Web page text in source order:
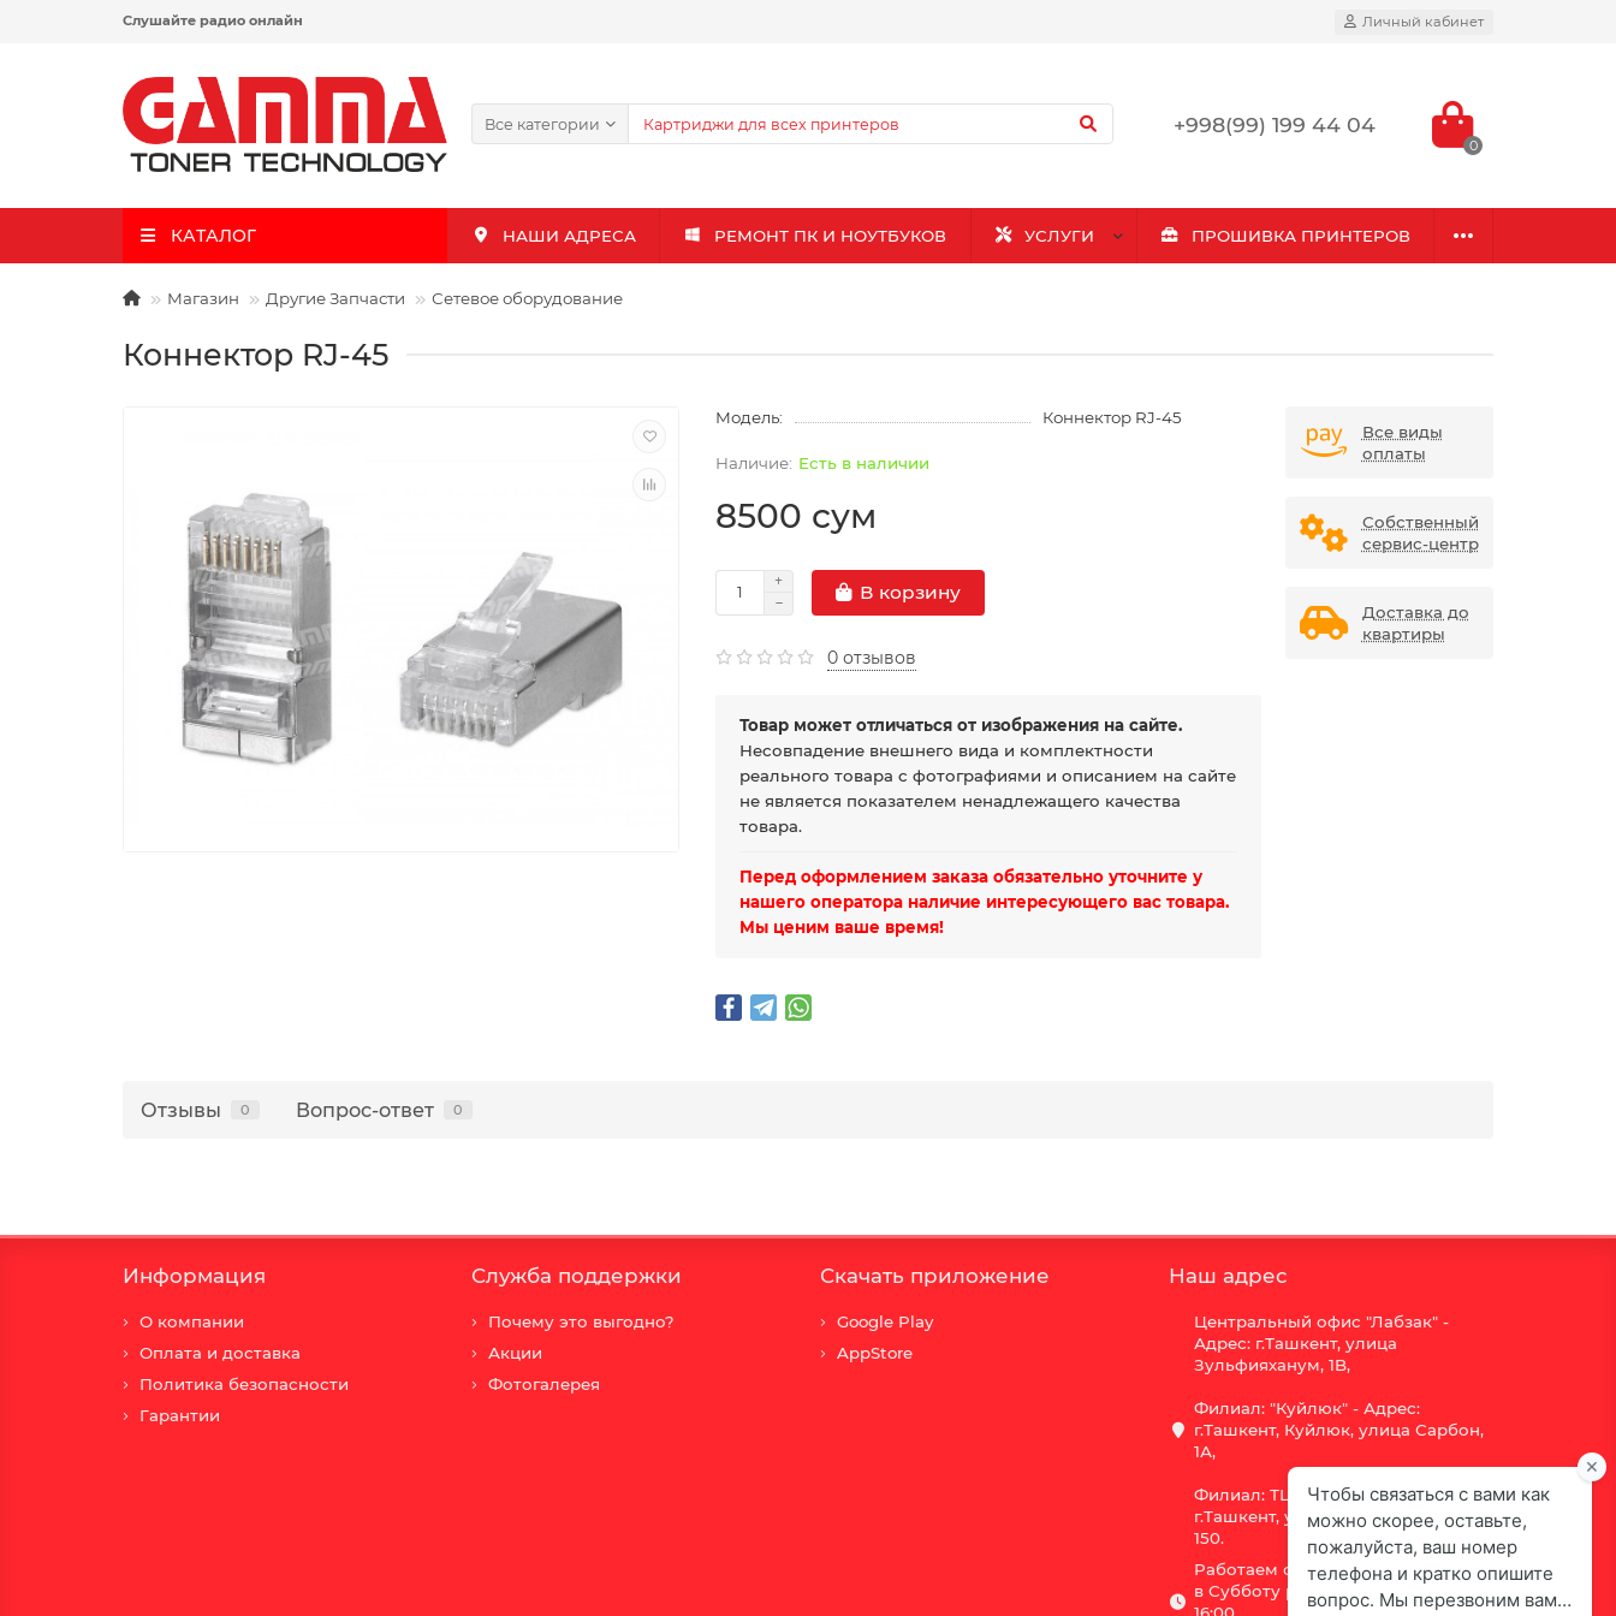
Слушайте радио онлайн Личный кабинет
Все категории +998(99) 199 44 04
0
КАТАЛОГ НАШИ АДРЕСА РЕМОНТ ПК И НОУТБУКОВ УСЛУГИ ПРОШИВКА ПРИНТЕРОВ
Магазин Другие Запчасти Сетевое оборудование
Коннектор RJ-45
Модель: Коннектор RJ-45
Есть в наличии
8500 сум
В корзину
0 отзывов
Товар может отличаться от изображения на сайте.
Несовпадение внешнего вида и комплектности
реального товара с фотографиями и описанием на сайте
не является показателем ненадлежащего качества
товара.
Перед оформлением заказа обязательно уточните у
нашего оператора наличие интересующего вас товара.
Мы ценим ваше время!
Все виды
оплаты
Собственный
сервис-центр
Доставка до
квартиры
Отзывы 0 Вопрос-ответ 0
Информация
О компании
Оплата и доставка
Политика безопасности
Гарантии
Служба поддержки
Почему это выгодно?
Акции
Фотогалерея
Скачать приложение
Google Play
AppStore
Наш адрес
Центральный офис "Лабзак" -
Адрес: г.Ташкент, улица
Зульфияханум, 1B,
Филиал: "Куйлюк" - Адрес:
г.Ташкент, Куйлюк, улица Сарбон,
1А,
Филиал: ТЦ "Vega" - Адрес:
г.Ташкент, улица Шота Руставели
150.
Работаем с 9:00 до 18:00,
в Субботу рабочий день с 9:00 до